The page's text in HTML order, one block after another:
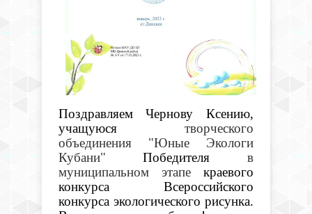
Поздравляем Чернову Ксению,
учащуюсятворческого
объединения "Юные Экологи
Кубани" Победителя в
муниципальном этапекраевого
конкурса Всероссийского
конкурса экологического рисунка.